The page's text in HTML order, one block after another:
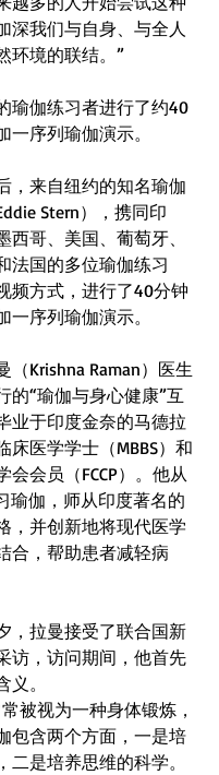
深我们与自身、与全人
环境的联结。”
瑜伽练习者进行了约40
一序列瑜伽演示。
，来自纽约的知名瑜伽
Stern），携同印
西哥、美国、葡萄牙、
法国的多位瑜伽练习
频方式，进行了40分钟
一序列瑜伽演示。
（Krishna Raman）医生
的“瑜伽与身心健康”互
业于印度金奈的马德拉
床医学学士（MBBS）和
会会员（FCCP）。他从
瑜伽，师从印度著名的
，并创新地将现代医学
合，帮助患者减轻病
，拉曼接受了联合国新
访，访问期间，他首先
义。
被视为一种身体锻炼，
包含两个方面，一是培
二是培养思维的科学。